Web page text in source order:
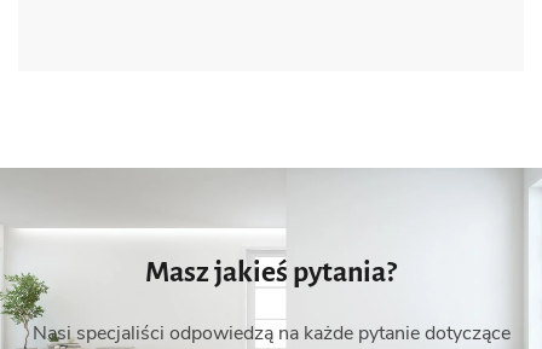
Masz jakieś pytania?
Nasi specjaliści odpowiedzą na każde pytanie dotyczące